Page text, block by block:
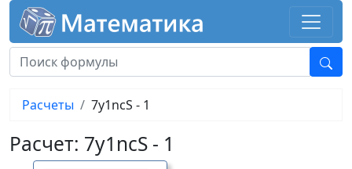
Расчеты 7y1ncS - 1
Расчет: 7y1ncS - 1